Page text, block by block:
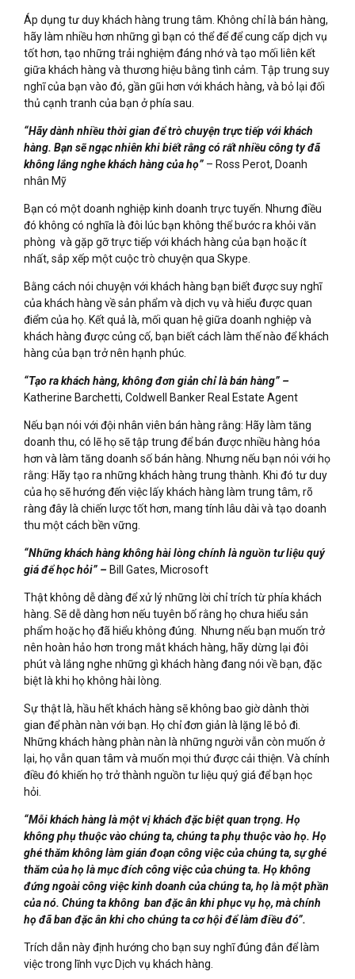
Áp dụng tư duy khách hàng trung tâm. Không chỉ là bán hàng,
hãy làm nhiều hơn những gì bạn có thể để để cung cấp dịch vụ
tốt hơn, tạo những trải nghiệm đáng nhớ và tạo mối liên kết
giữa khách hàng và thương hiệu bằng tình cảm. Tập trung suy
nghĩ của bạn vào đó, gần gũi hơn với khách hàng, và bỏ lại đối
thủ cạnh tranh của bạn ở phía sau.
“Hãy dành nhiều thời gian để trò chuyện trực tiếp với khách
hàng. Bạn sẽ ngạc nhiên khi biết rằng có rất nhiều công ty đã
không lắng nghe khách hàng của họ” – Ross Perot, Doanh
nhân Mỹ
Bạn có một doanh nghiệp kinh doanh trực tuyến. Nhưng điều
đó không có nghĩa là đôi lúc bạn không thể bước ra khỏi văn
phòng và gặp gỡ trực tiếp với khách hàng của bạn hoặc ít
nhất, sắp xếp một cuộc trò chuyện qua Skype.
Bằng cách nói chuyện với khách hàng bạn biết được suy nghĩ
của khách hàng về sản phẩm và dịch vụ và hiểu được quan
điểm của họ. Kết quả là, mối quan hệ giữa doanh nghiệp và
khách hàng được củng cố, bạn biết cách làm thế nào để khách
hàng của bạn trở nên hạnh phúc.
“Tạo ra khách hàng, không đơn giản chỉ là bán hàng” –
Katherine Barchetti, Coldwell Banker Real Estate Agent
Nếu bạn nói với đội nhân viên bán hàng rằng: Hãy làm tăng
doanh thu, có lẽ họ sẽ tập trung để bán được nhiều hàng hóa
hơn và làm tăng doanh số bán hàng. Nhưng nếu bạn nói với họ
rằng: Hãy tạo ra những khách hàng trung thành. Khi đó tư duy
của họ sẽ hướng đến việc lấy khách hàng làm trung tâm, rõ
ràng đây là chiến lược tốt hơn, mang tính lâu dài và tạo doanh
thu một cách bền vững.
“Những khách hàng không hài lòng chính là nguồn tư liệu quý
giá để học hỏi” – Bill Gates, Microsoft
Thật không dễ dàng để xử lý những lời chỉ trích từ phía khách
hàng. Sẽ dễ dàng hơn nếu tuyên bố rằng họ chưa hiểu sản
phẩm hoặc họ đã hiểu không đúng. Nhưng nếu bạn muốn trở
nên hoàn hảo hơn trong mắt khách hàng, hãy dừng lại đôi
phút và lắng nghe những gì khách hàng đang nói về bạn, đặc
biệt là khi họ không hài lòng.
Sự thật là, hầu hết khách hàng sẽ không bao giờ dành thời
gian để phàn nàn với bạn. Họ chỉ đơn giản là lặng lẽ bỏ đi.
Những khách hàng phàn nàn là những người vẫn còn muốn ở
lại, họ vẫn quan tâm và muốn mọi thứ được cải thiện. Và chính
điều đó khiến họ trở thành nguồn tư liệu quý giá để bạn học
hỏi.
“Mỗi khách hàng là một vị khách đặc biệt quan trọng. Họ
không phụ thuộc vào chúng ta, chúng ta phụ thuộc vào họ. Họ
ghé thăm không làm gián đoạn công việc của chúng ta, sự ghé
thăm của họ là mục đích công việc của chúng ta. Họ không
đứng ngoài công việc kinh doanh của chúng ta, họ là một phần
của nó. Chúng ta không ban đặc ân khi phục vụ họ, mà chính
họ đã ban đặc ân khi cho chúng ta cơ hội để làm điều đó”.
Trích dẫn này định hướng cho bạn suy nghĩ đúng đắn để làm
việc trong lĩnh vực Dịch vụ khách hàng.